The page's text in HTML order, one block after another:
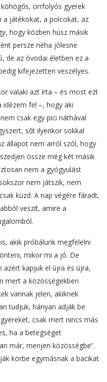
orrfolyós gyerek
a játékokat, a polcokat, az
hogy közben húsz másik
persze néha jólesne
de az óvodai életben ez a
kifejezetten veszélyes.
valaki azt írta – és most ezt
fel –, hogy aki
csak egy pici náthával
sőt ilyenkor sokkal
állapot nem arról szól, hogy
össze még két másik
nem a gyógyulást
nem játszik, nem
küzd. A nap végére fáradt,
veszít, amire a
akik próbálunk megfelelni
mikor mi a jó. De
azért kapjuk el újra és újra,
mert a közösségekben
vannak jelen, akiknek
tudjuk, hányan adják be
csak mert nincs más
ha a betegséget
már, menjen közösségbe”.
körbe egymásnak a bacikat